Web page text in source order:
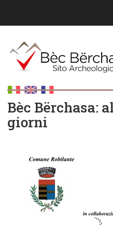
Bèc Bërchasa:
giorni